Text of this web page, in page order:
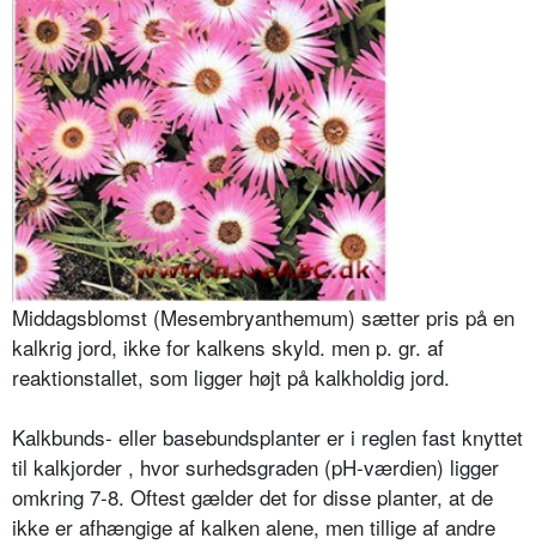
Middagsblomst (Mesembryanthemum) sætter pris på en
kalkrig jord, ikke for kalkens skyld. men p. gr. af
reaktionstallet, som ligger højt på kalkholdig jord.
Kalkbunds- eller basebundsplanter er i reglen fast knyttet
til kalkjorder , hvor surhedsgraden (pH-værdien) ligger
omkring 7-8. Oftest gælder det for disse planter, at de
ikke er afhængige af kalken alene, men tillige af andre